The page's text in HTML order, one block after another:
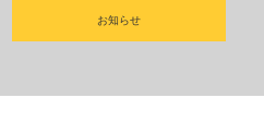
お知らせ